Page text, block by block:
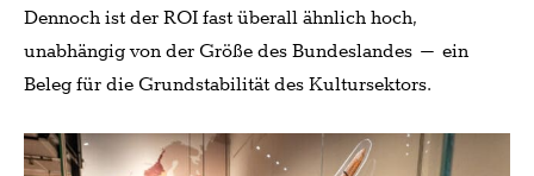
Dennoch ist der ROI fast überall ähnlich hoch,
unabhängig von der Größe des Bundeslandes – ein
Beleg für die Grundstabilität des Kultursektors.